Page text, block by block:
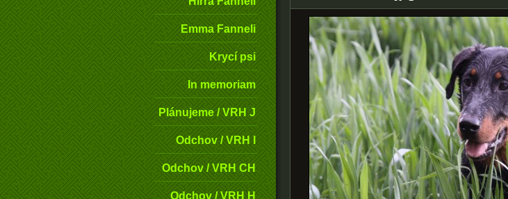
Emma Fanneli
Krycí psi
In memoriam
Plánujeme / VRH J
Odchov / VRH I
Odchov / VRH CH
Odchov / VRH H